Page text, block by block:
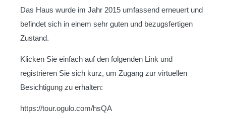
Das Haus wurde im Jahr 2015 umfassend erneuert und
befindet sich in einem sehr guten und bezugsfertigen
Zustand.
Klicken Sie einfach auf den folgenden Link und
registrieren Sie sich kurz, um Zugang zur virtuellen
Besichtigung zu erhalten:
https://tour.ogulo.com/hsQA